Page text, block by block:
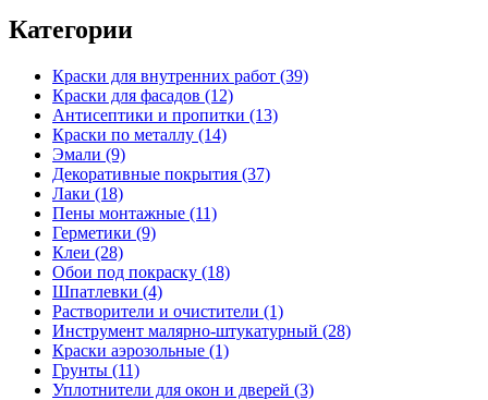
Категории
Краски для внутренних работ (39)
Краски для фасадов (12)
Антисептики и пропитки (13)
Краски по металлу (14)
Эмали (9)
Декоративные покрытия (37)
Лаки (18)
Пены монтажные (11)
Герметики (9)
Клеи (28)
Обои под покраску (18)
Шпатлевки (4)
Растворители и очистители (1)
Инструмент малярно-штукатурный (28)
Краски аэрозольные (1)
Грунты (11)
Уплотнители для окон и дверей (3)